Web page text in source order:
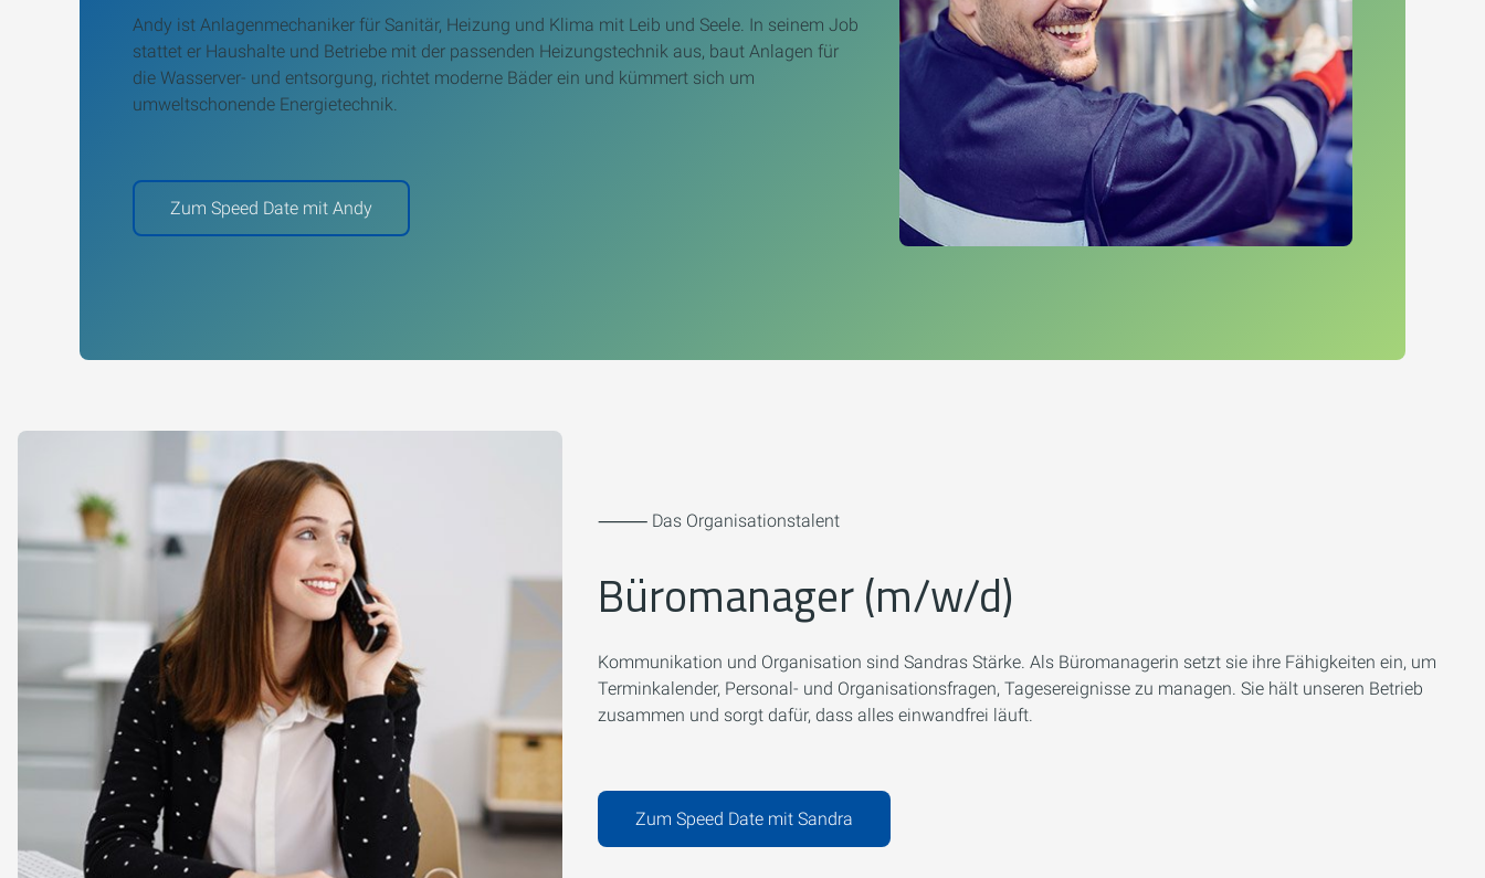
Andy ist Anlagenmechaniker für Sanitär, Heizung und Klima mit Leib und Seele. In seinem Job
stattet er Haushalte und Betriebe mit der passenden Heizungstechnik aus, baut Anlagen für
die Wasserver- und entsorgung, richtet moderne Bäder ein und kümmert sich um
umweltschonende Energietechnik.
Zum Speed Date mit Andy
⸻ Das Organisationstalent
Büromanager (m/w/d)
Kommunikation und Organisation sind Sandras Stärke. Als Büromanagerin setzt sie ihre Fähigkeiten ein, um
Terminkalender, Personal- und Organisationsfragen, Tagesereignisse zu managen. Sie hält unseren Betrieb
zusammen und sorgt dafür, dass alles einwandfrei läuft.
Zum Speed Date mit Sandra